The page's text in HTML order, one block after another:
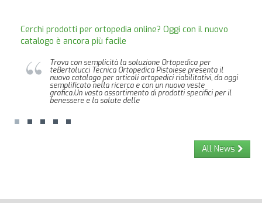
Cerchi prodotti per ortopedia online? Oggi con il nuovo
catalogo è ancora più facile
Trova con semplicità la soluzione Ortopedica per
teBertolucci Tecnica Ortopedica Pistoiese presenta il
nuovo catalogo per articoli ortopedici riabilitativi, da oggi
semplificato nella ricerca e con un nuova veste
grafica.Un vasto assortimento di prodotti specifici per il
benessere e la salute delle
All News